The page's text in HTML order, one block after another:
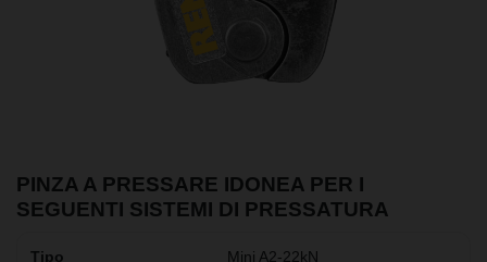
PINZA A PRESSARE IDONEA PER I
SEGUENTI SISTEMI DI PRESSATURA
Mini A2-22kN